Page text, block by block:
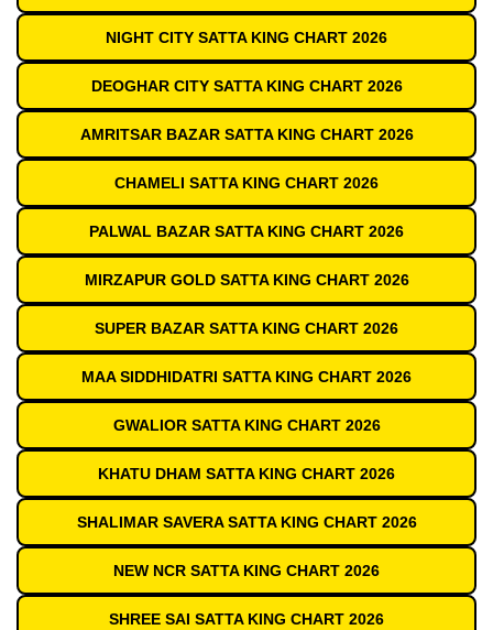
NIGHT CITY SATTA KING CHART 2026
DEOGHAR CITY SATTA KING CHART 2026
AMRITSAR BAZAR SATTA KING CHART 2026
CHAMELI SATTA KING CHART 2026
PALWAL BAZAR SATTA KING CHART 2026
MIRZAPUR GOLD SATTA KING CHART 2026
SUPER BAZAR SATTA KING CHART 2026
MAA SIDDHIDATRI SATTA KING CHART 2026
GWALIOR SATTA KING CHART 2026
KHATU DHAM SATTA KING CHART 2026
SHALIMAR SAVERA SATTA KING CHART 2026
NEW NCR SATTA KING CHART 2026
SHREE SAI SATTA KING CHART 2026